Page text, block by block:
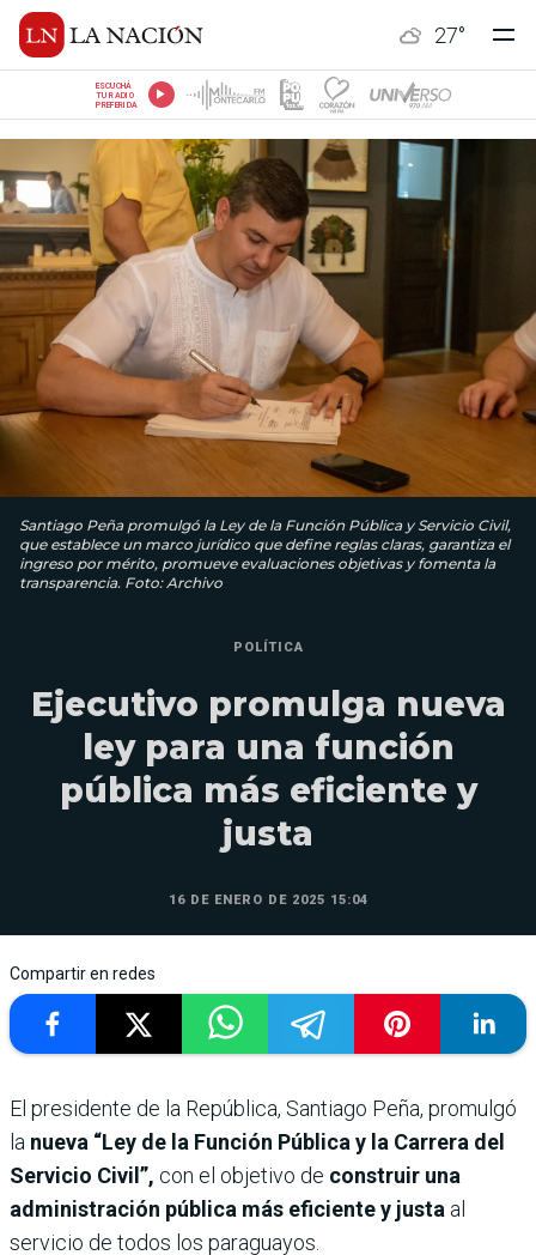
27°
ESCUCHÁ
TU RADIO
PREFERIDA
Santiago Peña promulgó la Ley de la Función Pública y Servicio Civil,
que establece un marco jurídico que define reglas claras, garantiza el
ingreso por mérito, promueve evaluaciones objetivas y fomenta la
transparencia. Foto: Archivo
POLÍTICA
Ejecutivo promulga nueva
ley para una función
pública más eficiente y
justa
16 DE ENERO DE 2025 15:04
Compartir en redes
El presidente de la República, Santiago Peña, promulgó
la nueva “Ley de la Función Pública y la Carrera del
Servicio Civil”, con el objetivo de construir una
administración pública más eficiente y justa al
servicio de todos los paraguayos.